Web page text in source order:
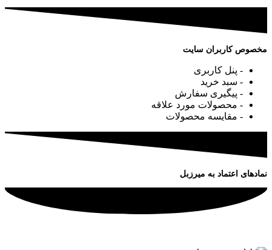
مخصوص کاربران سایت
- پنل کاربری
- سبد خرید
- پیگیری سفارش
- محصولات مورد علاقه
- مقایسه محصولات
نمادهای اعتماد به میرزبل